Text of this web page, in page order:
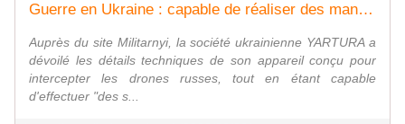
Guerre en Ukraine : capable de réaliser des manœuvres "complexes", il peut atteindre les 450 km/h... L'Ukraine dévoile son drone intercepteur Dancer 4.5.0
Auprès du site Militarnyi, la société ukrainienne YARTURA a
dévoilé les détails techniques de son appareil conçu pour
intercepter les drones russes, tout en étant capable
d'effectuer "des s...